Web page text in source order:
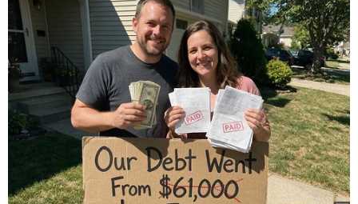
Chủ tịch nước Nguyễn Xuân Phúc với các đại biểu. (Ảnh: Thống
Nhất/TTXVN)